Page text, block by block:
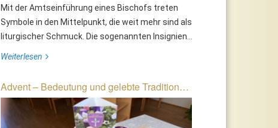
Mit der Amtseinführung eines Bischofs treten
Symbole in den Mittelpunkt, die weit mehr sind als
liturgischer Schmuck. Die sogenannten Insignien...
Weiterlesen
Advent – Bedeutung und gelebte Tradition…